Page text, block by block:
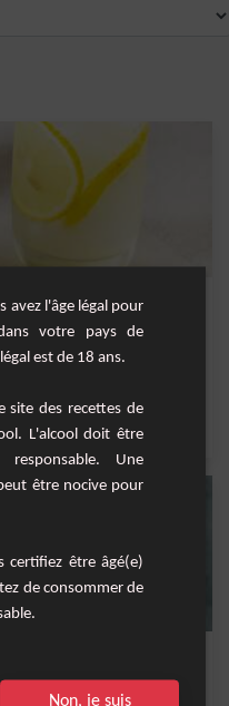
il y a le punch original au bon
citron,eau
mirabelle est un délicieux cocktail
avez l'âge légal pour
votre pays de
est de 18 ans.
site des recettes de
L'alcool doit être
responsable. Une
être nocive pour
certifiez être âgé(e)
de consommer de
Non, je suis